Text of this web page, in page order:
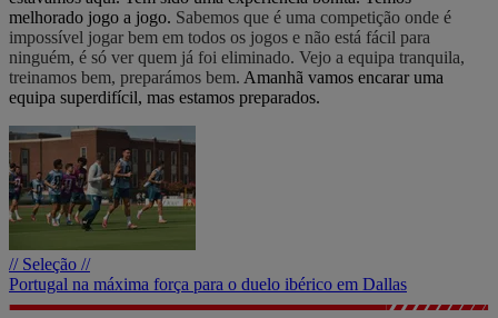
melhorado jogo a jogo. Sabemos que é uma competição onde é
impossível jogar bem em todos os jogos e não está fácil para
ninguém, é só ver quem já foi eliminado. Vejo a equipa tranquila,
treinamos bem, preparámos bem. Amanhã vamos encarar uma
equipa superdifícil, mas estamos preparados.
// Seleção //
Portugal na máxima força para o duelo ibérico em Dallas